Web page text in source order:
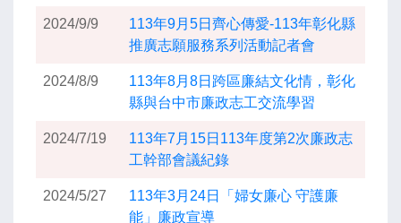
2024/9/9
113年9月5日齊心傳愛-113年彰化縣
推廣志願服務系列活動記者會
2024/8/9
113年8月8日跨區廉結文化情，彰化
縣與台中市廉政志工交流學習
2024/7/19
113年7月15日113年度第2次廉政志
工幹部會議紀錄
2024/5/27
113年3月24日「婦女廉心 守護廉
能」廉政宣導